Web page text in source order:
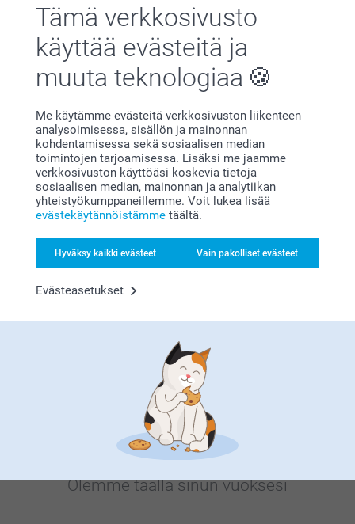
Tämä verkkosivusto
käyttää evästeitä ja
muuta teknologiaa
Me käytämme evästeitä verkkosivuston liikenteen
analysoimisessa, sisällön ja mainonnan
kohdentamisessa sekä sosiaalisen median
toimintojen tarjoamisessa. Lisäksi me jaamme
verkkosivuston käyttöäsi koskevia tietoja
sosiaalisen median, mainonnan ja analytiikan
yhteistyökumppaneillemme. Voit lukea lisää
evästekäytännöistämme täältä.
Hyväksy kaikki evästeet Vain pakolliset evästeet
Evästeasetukset
Tyytyväisyystakuu
Bonusta kaikista tilauksista
Etsitkö inspiraatiota?
Olemme täällä sinun vuoksesi